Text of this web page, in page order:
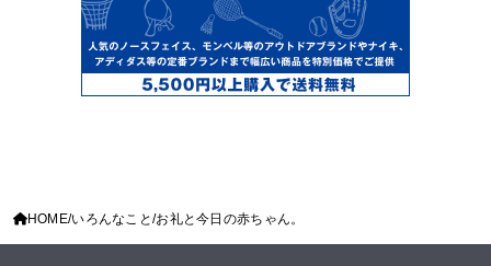
HOME いろんなこと お礼と今日の赤ちゃん。